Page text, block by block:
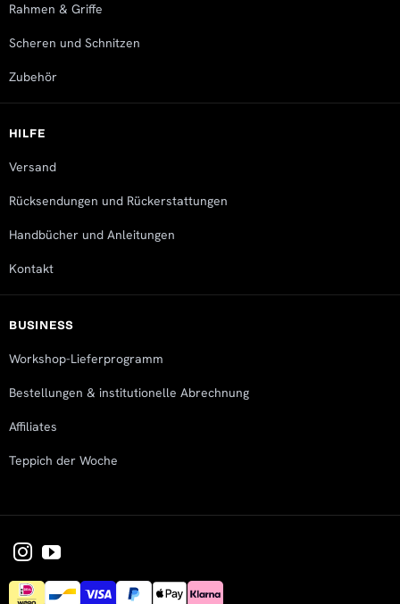
Rahmen & Griffe
Scheren und Schnitzen
Zubehör
HILFE
Versand
Rücksendungen und Rückerstattungen
Handbücher und Anleitungen
Kontakt
BUSINESS
Workshop-Lieferprogramm
Bestellungen & institutionelle Abrechnung
Affiliates
Teppich der Woche